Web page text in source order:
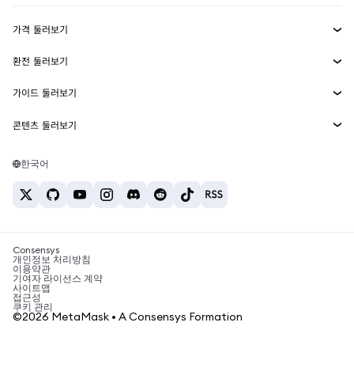
MetaMask Connect
Snaps
웹3 서비스
보안
고객 지원
채용
가격 둘러보기
이더리움 가격
솔라나 가격
테더 가격
환전 둘러보기
ETH를 USD로 환전
USDT를 INR로 환전
BTC를 INR로 환전
ETH를 USDT로 환전
가이드 둘러보기
ETH 매수
USDT 매수
SHIB 매수
BNB 매수
콘텐츠 둘러보기
솔라나 지갑
암호화폐 세금 뉴스
암호화폐 매수 방법
비트코인 매도 방법
한국어
Consensys
개인정보 처리방침
이용약관
기여자 라이선스 계약
사이트맵
접근성
쿠키 관리
©2026 MetaMask • A Consensys Formation